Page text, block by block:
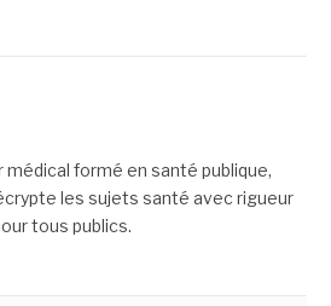
médical formé en santé publique,
les sujets santé avec rigueur
tous publics.